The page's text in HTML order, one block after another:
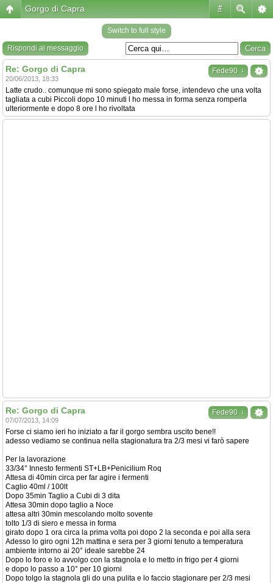
#
Gorgo di Capra
Switch to full style
Rispondi al messaggio
Fede90 ↓
Re: Gorgo di Capra
20/06/2013, 18:33
Latte crudo.. comunque mi sono spiegato male forse, intendevo che una volta
tagliata a cubi Piccoli dopo 10 minuti l ho messa in forma senza romperla
ulteriormente e dopo 8 ore l ho rivoltata
Fede90 ↓
Re: Gorgo di Capra
07/07/2013, 14:09
Forse ci siamo ieri ho iniziato a far il gorgo sembra uscito bene!!
adesso vediamo se continua nella stagionatura tra 2/3 mesi vi farò sapere
Per la lavorazione
33/34° Innesto fermenti ST+LB+Penicilium Roq
Attesa di 40min circa per far agire i fermenti
Caglio 40ml / 100lt
Dopo 35min Taglio a Cubi di 3 dita
Attesa 30min dopo taglio a Noce
attesa altri 30min mescolando molto sovente
tolto 1/3 di siero e messa in forma
girato dopo 1 ora circa la prima volta poi dopo 2 la seconda e poi alla sera
Adesso lo giro ogni 12h mattina e sera per 3 giorni tenuto a temperatura
ambiente intorno ai 20° ideale sarebbe 24
Dopo lo foro e lo avvolgo con la stagnola e lo metto in frigo per 4 giorni
e dopo lo passo a 10° per 10 giorni
Dopo tolgo la stagnola gli do una pulita e lo faccio stagionare per 2/3 mesi